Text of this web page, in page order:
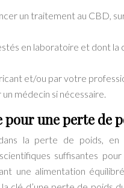
un traitement au CBD,
en laboratoire et dont
et/ou par votre
médecin si nécessaire.
une perte de
la perte de poids, en
suffisantes
une alimentation